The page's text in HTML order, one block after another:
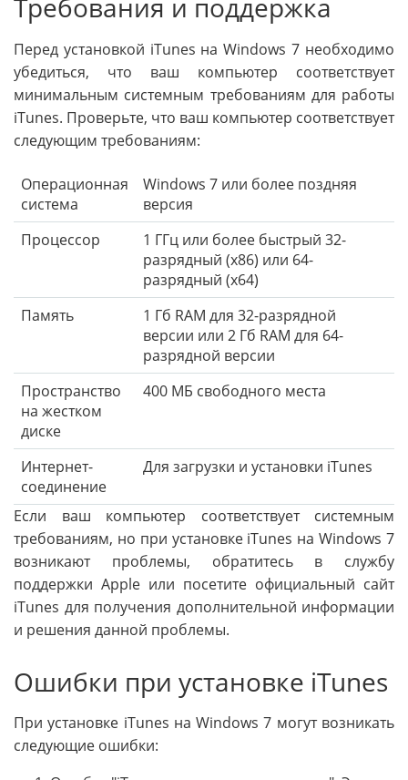
Требования и поддержка
Перед установкой iTunes на Windows 7 необходимо
убедиться, что ваш компьютер соответствует
минимальным системным требованиям для работы
iTunes. Проверьте, что ваш компьютер соответствует
следующим требованиям:
Операционная
система
Windows 7 или более поздняя
версия
Процессор
1 ГГц или более быстрый 32-
разрядный (x86) или 64-
разрядный (x64)
Память
1 Гб RAM для 32-разрядной
версии или 2 Гб RAM для 64-
разрядной версии
Пространство
на жестком
диске
400 МБ свободного места
Интернет-
соединение
Для загрузки и установки iTunes
Если ваш компьютер соответствует системным
требованиям, но при установке iTunes на Windows 7
возникают проблемы, обратитесь в службу
поддержки Apple или посетите официальный сайт
iTunes для получения дополнительной информации
и решения данной проблемы.
Ошибки при установке iTunes
При установке iTunes на Windows 7 могут возникать
следующие ошибки: